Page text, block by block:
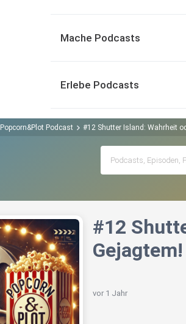
Mache Podcasts
Erlebe Podcasts
Popcorn&Plot Podcast #12 Shutter Island: Wahrheit
#12
Gejagtem!
vor 1 Jahr